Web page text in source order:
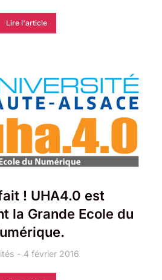
Lire l'article
! UHA4.0 est
la Grande Ecole du
4 février 2016